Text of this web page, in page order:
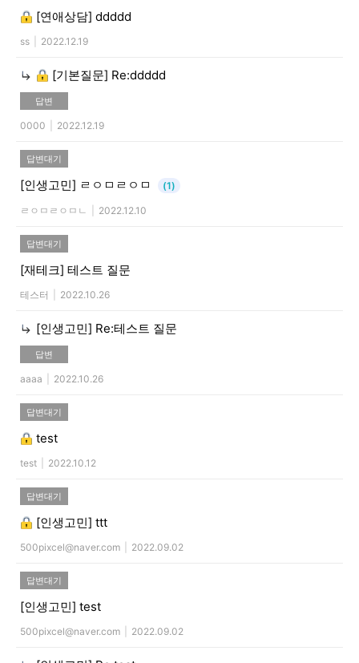
[연애상담] ddddd
ss 2022.12.19
[기본질문] Re:ddddd
답변
0000 2022.12.19
답변대기
[인생고민] ㄹㅇㅁㄹㅇㅁ (1)
ㄹㅇㅁㄹㅇㅁㄴ 2022.12.10
답변대기
[재테크] 테스트 질문
테스터 2022.10.26
[인생고민] Re:테스트 질문
답변
aaaa 2022.10.26
답변대기
test
test 2022.10.12
답변대기
[인생고민] ttt
500pixcel@naver.com 2022.09.02
답변대기
[인생고민] test
500pixcel@naver.com 2022.09.02